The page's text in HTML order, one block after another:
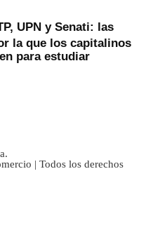
UPN y Senati: las
la que los capitalinos
para estudiar
| Todos los derechos